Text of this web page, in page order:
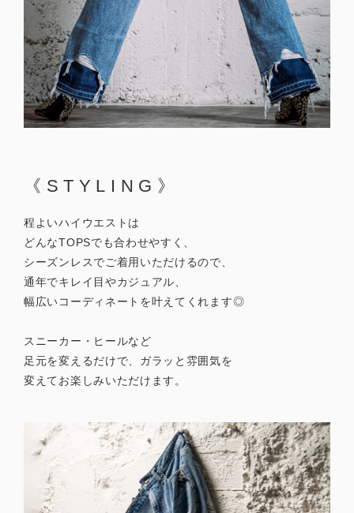
《STYLING》
程よいハイウエストは
どんなTOPSでも合わせやすく、
シーズンレスでご着用いただけるので、
通年でキレイ目やカジュアル、
幅広いコーディネートを叶えてくれます◎
スニーカー・ヒールなど
足元を変えるだけで、ガラッと雰囲気を
変えてお楽しみいただけます。